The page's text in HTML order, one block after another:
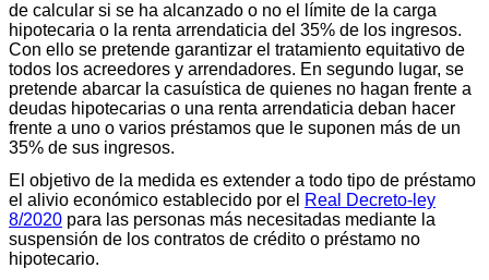
de calcular si se ha alcanzado o no el límite de la carga
hipotecaria o la renta arrendaticia del 35% de los ingresos.
Con ello se pretende garantizar el tratamiento equitativo de
todos los acreedores y arrendadores. En segundo lugar, se
pretende abarcar la casuística de quienes no hagan frente a
deudas hipotecarias o una renta arrendaticia deban hacer
frente a uno o varios préstamos que le suponen más de un
35% de sus ingresos.
El objetivo de la medida es extender a todo tipo de préstamo
el alivio económico establecido por el Real Decreto-ley
8/2020 para las personas más necesitadas mediante la
suspensión de los contratos de crédito o préstamo no
hipotecario.